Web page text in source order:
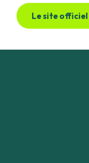
Le site officiel